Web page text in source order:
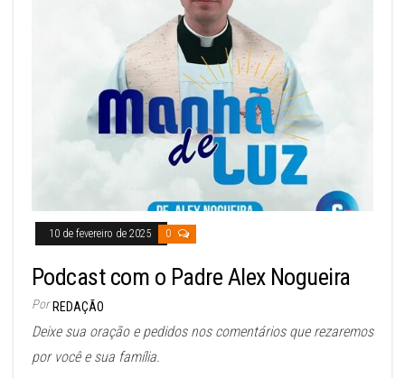
10 de fevereiro de 2025 0
Podcast com o Padre Alex Nogueira
Por REDAÇÃO
Deixe sua oração e pedidos nos comentários que rezaremos
por você e sua família.